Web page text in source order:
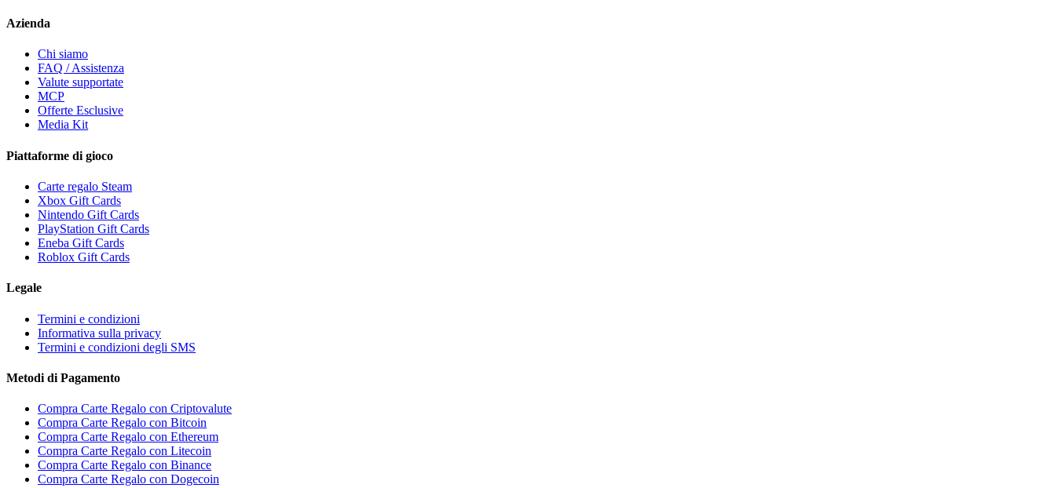
Azienda
Chi siamo
FAQ / Assistenza
Valute supportate
MCP
Offerte Esclusive
Media Kit
Piattaforme di gioco
Carte regalo Steam
Xbox Gift Cards
Nintendo Gift Cards
PlayStation Gift Cards
Eneba Gift Cards
Roblox Gift Cards
Legale
Termini e condizioni
Informativa sulla privacy
Termini e condizioni degli SMS
Metodi di Pagamento
Compra Carte Regalo con Criptovalute
Compra Carte Regalo con Bitcoin
Compra Carte Regalo con Ethereum
Compra Carte Regalo con Litecoin
Compra Carte Regalo con Binance
Compra Carte Regalo con Dogecoin